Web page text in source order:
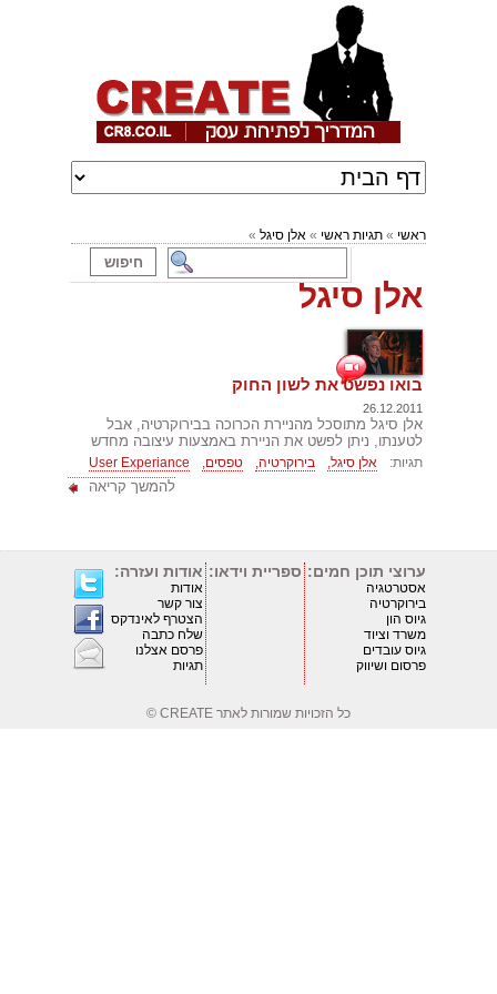
ראשי » תגיות ראשי » אלן סיגל »
אלן סיגל
בואו נפשט את לשון החוק
26.12.2011
אלן סיגל מתוסכל מהניירת הכרוכה בבירוקרטיה, אבל
לטענתו, ניתן לפשט את הניירת באמצעות עיצובה מחדש
תגיות: אלן סיגל, בירוקרטיה, טפסים, User Experiance
להמשך קריאה
ערוצי תוכן חמים:
אסטרטגיה
בירוקרטיה
גיוס הון
משרד וציוד
גיוס עובדים
פרסום ושיווק
ספריית וידאו: אודות ועזרה:
אודות
צור קשר
הצטרף לאינדקס
שלח כתבה
פרסם אצלנו
תגיות
כל הזכויות שמורות לאתר CREATE ©